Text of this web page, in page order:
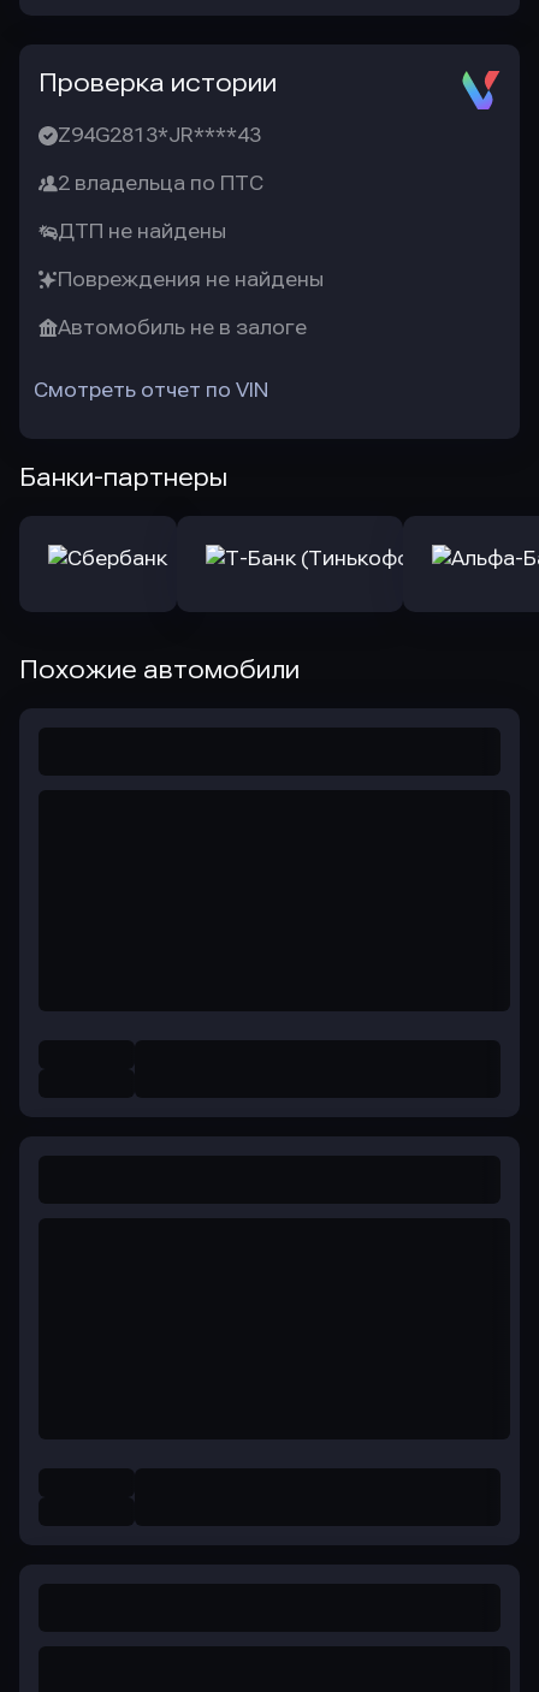
Проверка истории
Z94G2813*JR****43
2 владельца по ПТС
ДТП не найдены
Повреждения не найдены
Автомобиль не в залоге
Смотреть отчет по VIN
Банки-партнеры
Похожие автомобили